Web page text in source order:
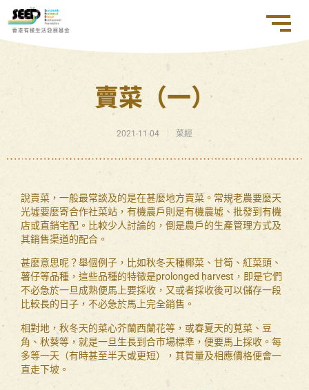
賣菜（一）
2021-11-04 菜經
說賣菜，一般最常談及的是在甚麼地方賣菜。常規老農要麼天
光墟要麼寄合作社菜站，有機農戶則是有機農墟、批發到有機
店或直銷宅配。比較少人討論的，倒是農戶的生產管理方式及
其銷售渠道的配合。
甚麼意思呢？舉個例子，比如秋冬天種椰菜、甘筍、紅菜頭、
薯仔等品種，這些品種的特徵是prolonged harvest，即是它們
不必急於一旦成熟便馬上要採收，又或者採收後可以儲存一段
比較長的日子，不必急於馬上完全銷售。
相對地，秋冬天的菜心芥蘭西蘭花等，或春夏天的莧菜、豆
角、秋葵等，就是一旦生長到合市場標準，便要馬上採收。每
多等一天（有時甚至半天或更短），其質量及相應價格便會一
直走下坡。